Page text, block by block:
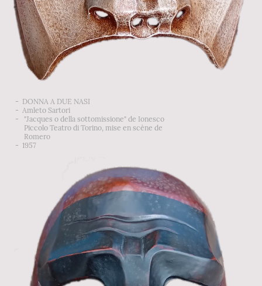
- DONNA A DUE NASI
- Amleto Sartori
- "Jacques o della sottomissione" de Ionesco
Piccolo Teatro di Torino, mise en scène de
Romero
- 1957